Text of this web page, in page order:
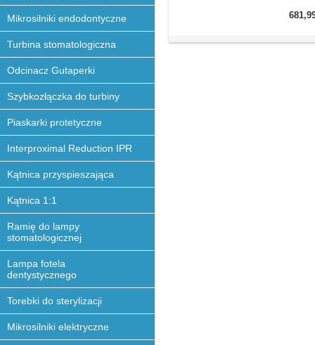
Mikrosilniki endodontyczne
Turbina stomatologiczna
Odcinacz Gutaperki
Szybkozłączka do turbiny
Piaskarki protetyczne
Interproximal Reduction IPR
Kątnica przyspieszająca
Kątnica 1:1
Ramię do lampy
stomatologicznej
Lampa fotela
dentystycznego
Torebki do sterylizacji
Mikrosilniki elektryczne